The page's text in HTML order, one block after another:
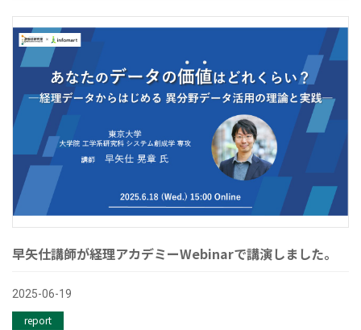
早矢仕講師が経理アカデミーWebinarで講演しました。
2025-06-19
report